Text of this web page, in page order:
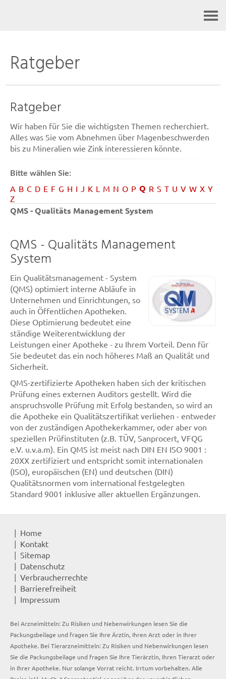
Ratgeber
Ratgeber
Wir haben für Sie die wichtigsten Themen recherchiert.
Alles was Sie vom Abnehmen über Magenbeschwerden
bis zu Mineralien wie Zink interessieren könnte.
Bitte wählen Sie:
A B C D E F G H I J K L M N O P Q R S T U V W X Y
Z
QMS - Qualitäts Management System
QMS - Qualitäts Management
System
Ein Qualitätsmanagement - System
(QMS) optimiert interne Abläufe in
Unternehmen und Einrichtungen, so
auch in Öffentlichen Apotheken.
Diese Optimierung bedeutet eine
ständige Weiterentwicklung der
Leistungen einer Apotheke - zu Ihrem Vorteil. Denn für
Sie bedeutet das ein noch höheres Maß an Qualität und
Sicherheit.
QMS-zertifizierte Apotheken haben sich der kritischen
Prüfung eines externen Auditors gestellt. Wird die
anspruchsvolle Prüfung mit Erfolg bestanden, so wird an
die Apotheke ein Qualitätszertifikat verliehen - entweder
von der zuständigen Apothekerkammer, oder aber von
speziellen Prüfinstituten (z.B. TÜV, Sanprocert, VFQG
e.V. u.v.a.m). Ein QMS ist meist nach DIN EN ISO 9001 :
20XX zertifiziert und entspricht somit internationalen
(ISO), europäischen (EN) und deutschen (DIN)
Qualitätsnormen vom international festgelegten
Standard 9001 inklusive aller aktuellen Ergänzungen.
Home
Kontakt
Sitemap
Datenschutz
Verbraucherrechte
Barrierefreiheit
Impressum
Bei Arzneimitteln: Zu Risiken und Nebenwirkungen lesen Sie die
Packungsbeilage und fragen Sie Ihre Ärztin, Ihren Arzt oder in Ihrer
Apotheke. Bei Tierarzneimitteln: Zu Risiken und Nebenwirkungen lesen
Sie die Packungsbeilage und fragen Sie Ihre Tierärztin, Ihren Tierarzt oder
in Ihrer Apotheke. Nur solange Vorrat reicht. Irrtum vorbehalten. Alle